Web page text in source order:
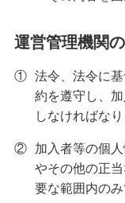
みずほグローバ
座）
オンライン金融
個人向け国債
運営管理機関
① 法令、法令に
約を遵守し、
しなければなり
②
加入者等の個
やその他の正
要な範囲内の